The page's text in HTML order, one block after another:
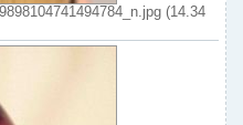
(14.34